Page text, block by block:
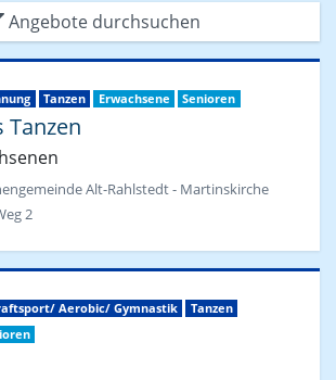
Angebote durchsuchen
Tanzen Erwachsene Senioren
Tanzen
Alt-Rahlstedt - Martinskirche
2
Aerobic/ Gymnastik
Tanzen